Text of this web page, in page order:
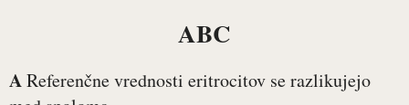
ABC
AReferenčne vrednosti eritrocitov se razlikujejo